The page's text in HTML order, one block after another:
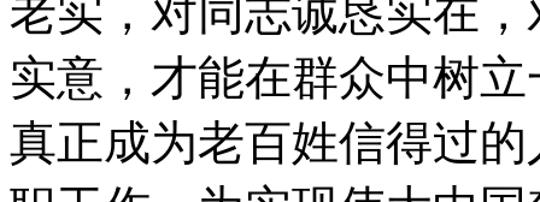
老实，对同志诚恳实在
实意，才能在群众中树
真正成为老百姓信得过